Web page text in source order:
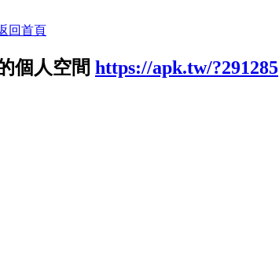
回首頁
個人空間 https://apk.tw/?291285